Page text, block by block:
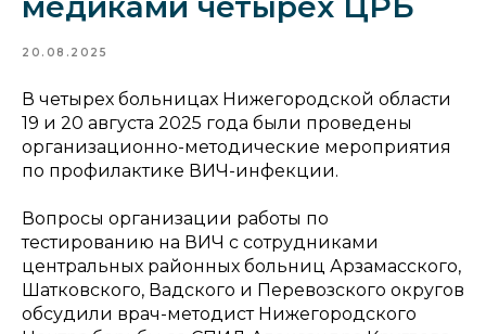
20.08.2025
В четырех больницах Нижегородской области
19 и 20 августа 2025 года были проведены
организационно-методические мероприятия
по профилактике ВИЧ-инфекции.
Вопросы организации работы по
тестированию на ВИЧ с сотрудниками
центральных районных больниц Арзамасского,
Шатковского, Вадского и Перевозского округов
обсудили врач-методист Нижегородского